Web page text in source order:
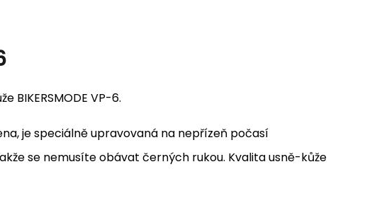
BIKERSMODE VP-6.
je speciálně upravovaná na nepřízeň počasí
se nemusíte obávat černých rukou. Kvalita usně-kůže